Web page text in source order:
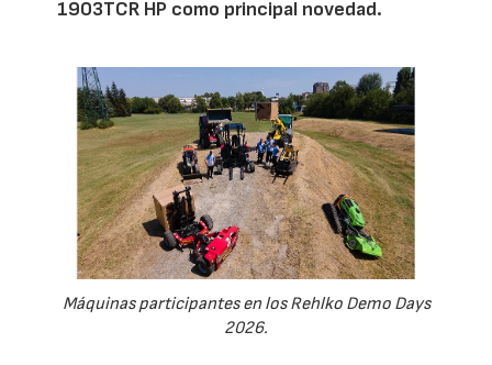
1903TCR HP como principal novedad.
Máquinas participantes en los Rehlko Demo Days
2026.